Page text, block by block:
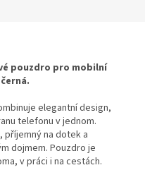
pouzdro pro mobilní
elegantní design,
telefonu v jednom.
příjemný na dotek a
dojmem. Pouzdro je
v práci i na cestách.